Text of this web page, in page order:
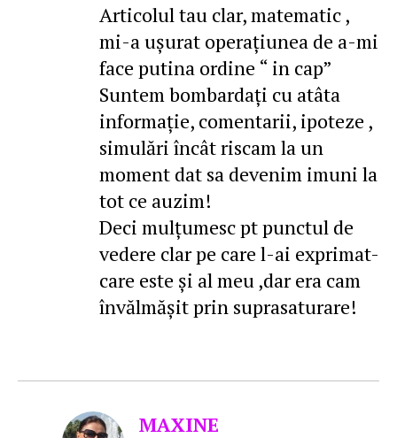
Articolul tau clar, matematic ,
mi-a ușurat operațiunea de a-mi
face putina ordine “ in cap”
Suntem bombardați cu atâta
informație, comentarii, ipoteze ,
simulări încât riscam la un
moment dat sa devenim imuni la
tot ce auzim!
Deci mulțumesc pt punctul de
vedere clar pe care l-ai exprimat-
care este și al meu ,dar era cam
învălmășit prin suprasaturare!
MAXINE